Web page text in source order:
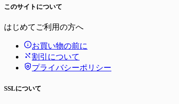
このサイトについて
はじめてご利用の方へ
お買い物の前に
割引について
プライバシーポリシー
SSLについて